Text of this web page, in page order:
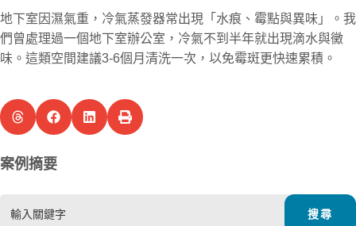
地下室因濕氣重，冷氣蒸發器常出現「水痕、霉點與異味」。我
們曾處理過一個地下室辦公室，冷氣不到半年就出現滴水與黴
味。這類空間建議3-6個月清洗一次，以免霉斑更快速累積。
案例摘要
for: